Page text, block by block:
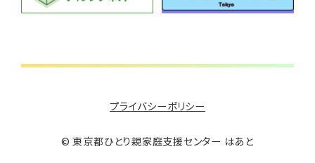
プライバシーポリシー
©︎ 東京都ひとり親家庭支援センター はあと